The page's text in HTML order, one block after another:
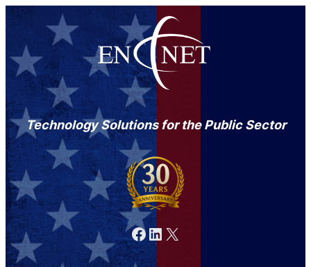
Technology Solutions for the Public Sector
Facebook LinkedIn X